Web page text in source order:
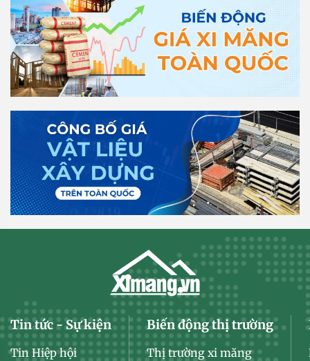
Tin tức - Sự kiện
Tin Hiệp hội
Biến động thị trường
Thị trường xi măng